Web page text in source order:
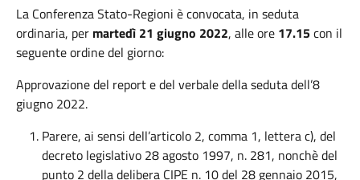
La Conferenza Stato-Regioni è convocata, in seduta
ordinaria, per martedì 21 giugno 2022, alle ore 17.15con il
seguente ordine del giorno:
Approvazione del report e del verbale della seduta dell’8
giugno 2022.
Parere, ai sensi dell’articolo 2, comma 1, lettera c), del
decreto legislativo 28 agosto 1997, n. 281, nonchè del
punto 2 della delibera CIPE n. 10 del 28 gennaio 2015,